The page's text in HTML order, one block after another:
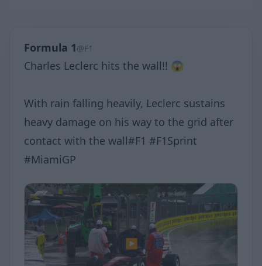
Formula 1@F1
Charles Leclerc hits the wall!! 😱
With rain falling heavily, Leclerc sustains
heavy damage on his way to the grid after
contact with the wall#F1 #F1Sprint
#MiamiGP
▶